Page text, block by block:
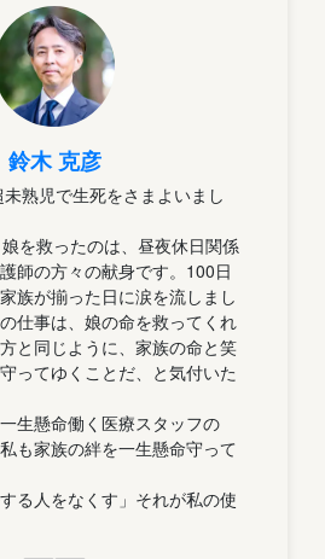
鈴木 克彦
熟児で生死をさまよいまし
を救ったのは、昼夜休日関係
師の方々の献身です。100日
族が揃った日に涙を流しまし
仕事は、娘の命を救ってくれ
と同じように、家族の命と笑
ってゆくことだ、と気付いた
生懸命働く医療スタッフの
も家族の絆を一生懸命守って
る人をなくす」それが私の使